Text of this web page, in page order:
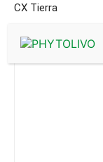
CX Tierra